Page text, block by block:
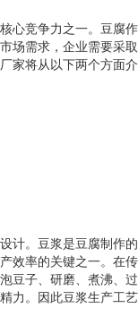
心竞争力之一。豆腐作
场需求，企业需要采取
厂家将从以下两个方面介
计。豆浆是豆腐制作的
效率的关键之一。在传
豆子、研磨、煮沸、过
力。因此豆浆生产工艺